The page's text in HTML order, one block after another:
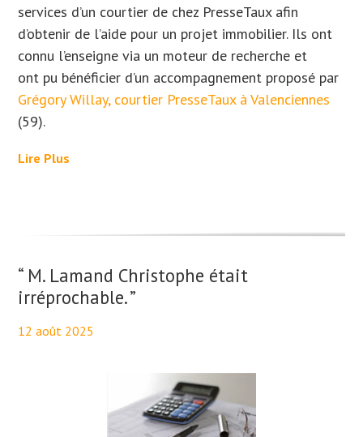
services d’un courtier de chez PresseTaux afin
d’obtenir de l’aide pour un projet immobilier. Ils ont
connu l’enseigne via un moteur de recherche et
ont pu bénéficier d’un accompagnement proposé par
Grégory Willay, courtier PresseTaux à Valenciennes
(59).
Lire Plus
“ M. Lamand Christophe était
irréprochable. ”
12 août 2025